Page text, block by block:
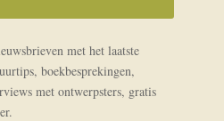
met het laatste
boekbesprekingen,
met ontwerpsters, gratis